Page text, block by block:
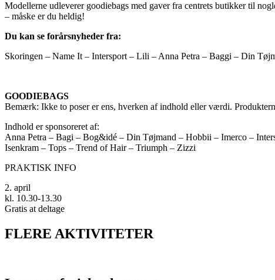
Modellerne udleverer goodiebags med gaver fra centrets butikker til
– måske er du heldig!
Du kan se forårsnyheder fra:
Skoringen – Name It – Intersport – Lili – Anna Petra – Baggi – Din
GOODIEBAGS
Bemærk: Ikke to poser er ens, hverken af indhold eller værdi.
Indhold er sponsoreret af:
Anna Petra – Bagi – Bog&idé – Din Tøjmand – Hobbii – Imerco –
Isenkram – Tops – Trend of Hair – Triumph – Zizzi
PRAKTISK INFO
2. april
kl. 10.30-13.30
Gratis at deltage
FLERE AKTIVITETER